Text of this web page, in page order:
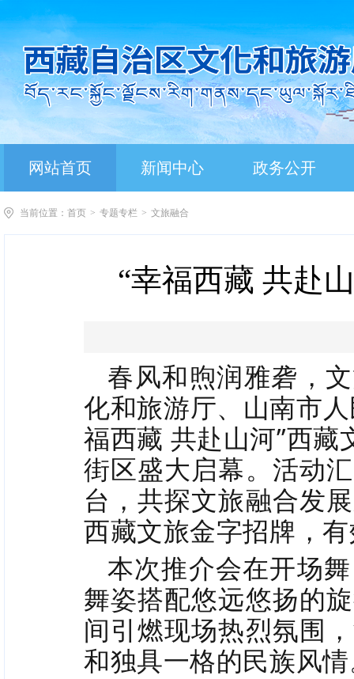
网站首页 新闻中心 政务公开
当前位置： 首页 > 专题专栏 > 文旅融合
“幸福西藏 共赴
春风和煦润雅砻，
化和旅游厅、山南市
福西藏 共赴山河”西藏
街区盛大启幕。活动
台，共探文旅融合发
西藏文旅金字招牌，
本次推介会在开场
舞姿搭配悠远悠扬的
间引燃现场热烈氛围
和独具一格的民族风